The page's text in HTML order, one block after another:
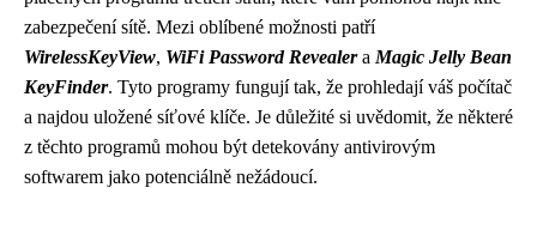
zabezpečení sítě. Mezi oblíbené možnosti patří
WirelessKeyView, WiFi Password Revealera Magic Jelly Bean
KeyFinder. Tyto programy fungují tak, že prohledají váš počítač
a najdou uložené síťové klíče. Je důležité si uvědomit, že některé
z těchto programů mohou být detekovány antivirovým
softwarem jako potenciálně nežádoucí.